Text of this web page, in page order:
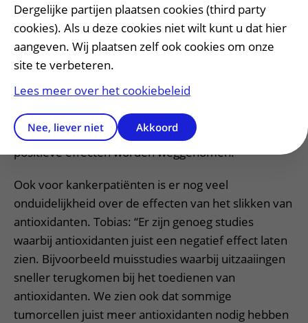
De keerzijde van antioxidanten
Vrije radicalen hebben ook belangrijke functies in
ons lichaam.Eerder onderzoek
correcte celdeling. De onderzoekers zetten daarom
vraagtekens bij het slikken van hoge doseringen
antioxidanten omdat hiermee mogelijk ook deze
positieve effecten worden weggenomen.
Ook voor kankerpatiënten is er nog veel
onduidelijkheid over de effecten van het slikken van
antioxidanten. Tobias: “Er zijn genoeg studies
waarbij antioxidanten juist een negatief effect laten
zien. Bijvoorbeeld muisstudies waarbij uitzaaiingen
sneller terugkomen bij het toedienen van
antioxidanten. We zien ook dat sommige
tumorcellen juist meer antioxidanten nodig hebben
Dergelijke partijen plaatsen cookies (third party
cookies). Als u deze cookies niet wilt kunt u dat hier
aangeven. Wij plaatsen zelf ook cookies om onze
site te verbeteren.
Lees meer over het cookiebeleid
Nee, liever niet Akkoord